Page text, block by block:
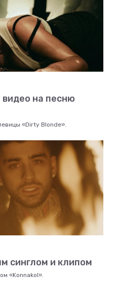
на песню
«Dirty Blonde».
синглом и клипом
«Konnakol».